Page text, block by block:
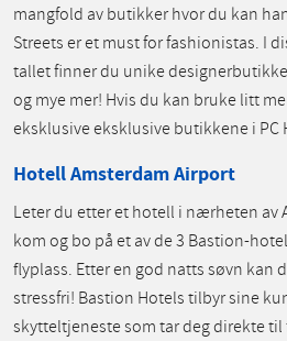
mangfold av butikker hvor du kan
Streets er et must for fashionistas. I
tallet finner du unike
og mye mer! Hvis du kan bruke litt
eksklusive eksklusive butikkene i PC
Hotell Amsterdam Airport
Leter du etter et hotell i nærheten av
kom og bo på et av de 3 Bastion-
flyplass. Etter en god natts søvn kan
stressfri! Bastion Hotels tilbyr sine
skytteltjeneste som tar deg direkte